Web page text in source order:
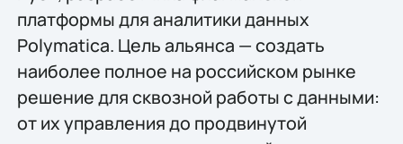
платформы для аналитики данных
Polymatica. Цель альянса — создать
наиболее полное на российском рынке
решение для сквозной работы с данными:
от их управления до продвинутой